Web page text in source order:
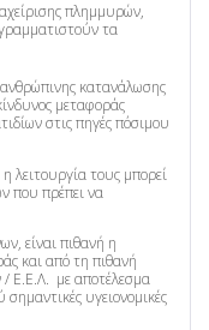
πλημμυρών,
τα
κατανάλωσης
μεταφοράς
στις πηγές πόσιμου
λειτουργία τους μπορεί
που πρέπει να
είναι πιθανή η
και από τη πιθανή
/ Ε.Ε.Λ. με αποτέλεσμα
υγειονομικές